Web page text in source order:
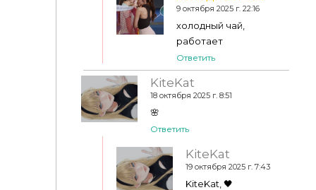
9 октября 2025 г. 22:16
холодный чай,
работает
Ответить
KiteKat
18 октября 2025 г. 8:51
🌸
Ответить
KiteKat
19 октября 2025 г. 7:43
KiteKat, 🖤